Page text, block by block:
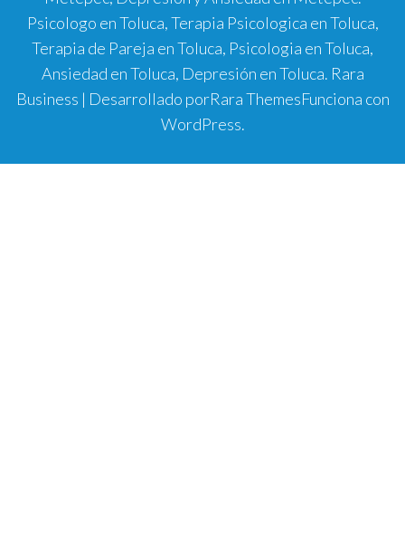
Psicologo en Toluca, Terapia Psicologica en Toluca,
Terapia de Pareja en Toluca, Psicologia en Toluca,
Ansiedad en Toluca, Depresión en Toluca. Rara
Business | Desarrollado porRara ThemesFunciona con
WordPress.